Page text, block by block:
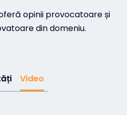
opinii provocatoare și
din domeniu.
Video